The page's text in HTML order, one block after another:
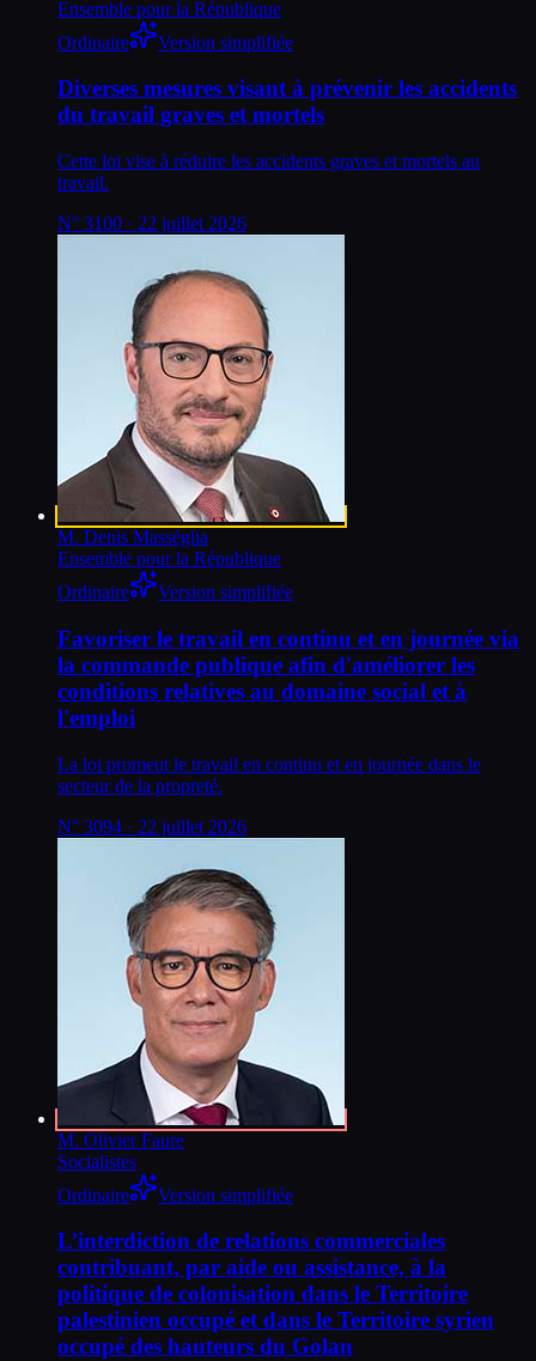
Ensemble pour la République
Ordinaire
Version simplifiée
Diverses mesures visant à prévenir les accidents
du travail graves et mortels
Cette loi vise à réduire les accidents graves et mortels au
travail.
N° 3100 · 22 juillet 2026
M. Denis Masséglia
Ensemble pour la République
Ordinaire
Version simplifiée
Favoriser le travail en continu et en journée via
la commande publique afin d'améliorer les
conditions relatives au domaine social et à
l'emploi
La loi promeut le travail en continu et en journée dans le
secteur de la propreté.
N° 3094 · 22 juillet 2026
M. Olivier Faure
Socialistes
Ordinaire
Version simplifiée
L’interdiction de relations commerciales
contribuant, par aide ou assistance, à la
politique de colonisation dans le Territoire
palestinien occupé et dans le Territoire syrien
occupé des hauteurs du Golan